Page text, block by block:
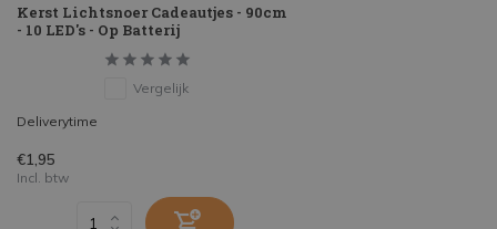
Kerst Lichtsnoer Cadeautjes - 90cm
- 10 LED's - Op Batterij
Vergelijk
Deliverytime
€1,95
Incl. btw